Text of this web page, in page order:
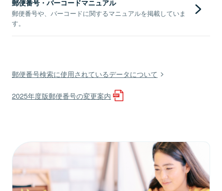
郵便番号・バーコードマニュアル
郵便番号や、バーコードに関するマニュアルを掲載していま
す。
郵便番号検索に使用されているデータについて
2025年度版郵便番号の変更案内